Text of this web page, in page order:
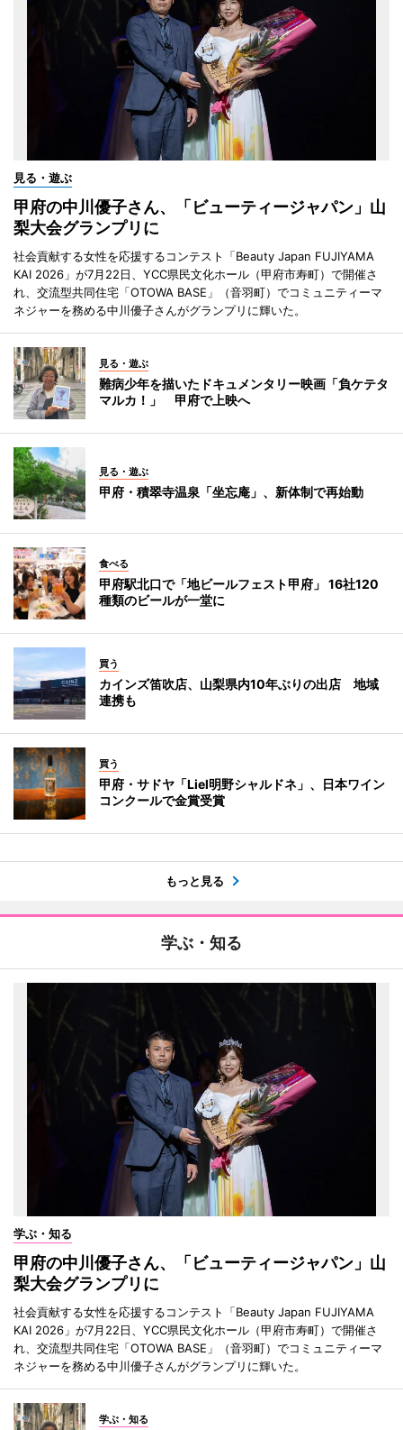
見る・遊ぶ
甲府の中川優子さん、「ビューティージャパン」山
梨大会グランプリに
社会貢献する女性を応援するコンテスト「Beauty Japan FUJIYAMA
KAI 2026」が7月22日、YCC県民文化ホール（甲府市寿町）で開催さ
れ、交流型共同住宅「OTOWA BASE」（音羽町）でコミュニティーマ
ネジャーを務める中川優子さんがグランプリに輝いた。
見る・遊ぶ
難病少年を描いたドキュメンタリー映画「負ケテタ
マルカ！」 甲府で上映へ
見る・遊ぶ
甲府・積翠寺温泉「坐忘庵」、新体制で再始動
食べる
甲府駅北口で「地ビールフェスト甲府」 16社120
種類のビールが一堂に
買う
カインズ笛吹店、山梨県内10年ぶりの出店 地域
連携も
買う
甲府・サドヤ「Liel明野シャルドネ」、日本ワイン
コンクールで金賞受賞
もっと見る
学ぶ・知る
学ぶ・知る
甲府の中川優子さん、「ビューティージャパン」山
梨大会グランプリに
社会貢献する女性を応援するコンテスト「Beauty Japan FUJIYAMA
KAI 2026」が7月22日、YCC県民文化ホール（甲府市寿町）で開催さ
れ、交流型共同住宅「OTOWA BASE」（音羽町）でコミュニティーマ
ネジャーを務める中川優子さんがグランプリに輝いた。
学ぶ・知る